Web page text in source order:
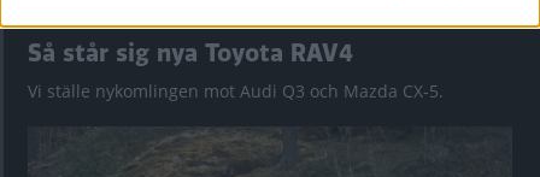
Så står sig nya Toyota RAV4
Vi ställe nykomlingen mot Audi Q3 och Mazda CX-5.